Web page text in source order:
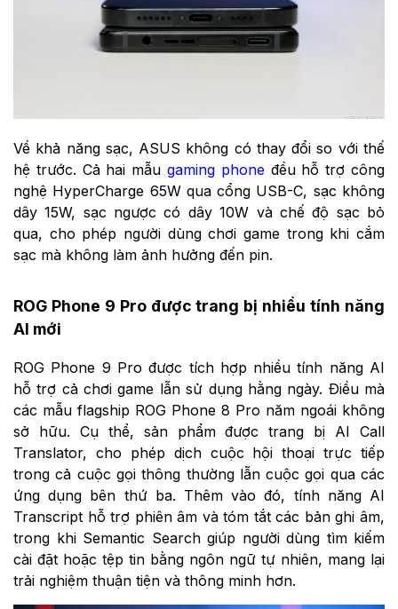
Về khả năng sạc, ASUS không có thay đổi so với thế
hệ trước. Cả hai mẫu gaming phoneđều hỗ trợ công
nghệ HyperCharge 65W qua cổng USB-C, sạc không
dây 15W, sạc ngược có dây 10W và chế độ sạc bỏ
qua, cho phép người dùng chơi game trong khi cắm
sạc mà không làm ảnh hưởng đến pin.
ROG Phone 9 Pro được trang bị nhiều tính năng
AI mới
ROG Phone 9 Pro được tích hợp nhiều tính năng AI
hỗ trợ cả chơi game lẫn sử dụng hằng ngày. Điều mà
các mẫu flagship ROG Phone 8 Pro năm ngoái không
sở hữu. Cụ thể, sản phẩm được trang bị AI Call
Translator, cho phép dịch cuộc hội thoại trực tiếp
trong cả cuộc gọi thông thường lẫn cuộc gọi qua các
ứng dụng bên thứ ba. Thêm vào đó, tính năng AI
Transcript hỗ trợ phiên âm và tóm tắt các bản ghi âm,
trong khi Semantic Search giúp người dùng tìm kiếm
cài đặt hoặc tệp tin bằng ngôn ngữ tự nhiên, mang lại
trải nghiệm thuận tiện và thông minh hơn.